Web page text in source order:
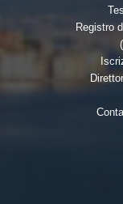
Registro